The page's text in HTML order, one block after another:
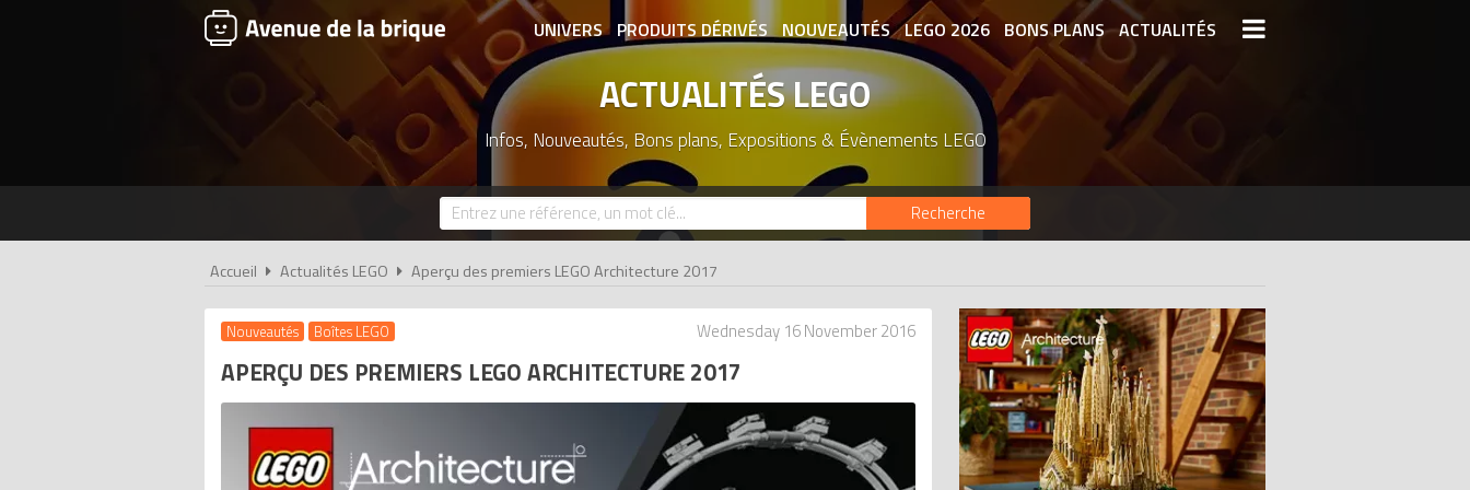
UNIVERS PRODUITS DÉRIVÉS NOUVEAUTÉS LEGO 2026 BONS PLANS ACTUALITÉS
ASSOCIATIONS DE FANS EXPOSITIONS LEGO LEGO LES PLUS CHERS
DERNIERS LEGO AJOUTÉS
ACTUALITÉS LEGO
Infos, Nouveautés, Bons plans, Expositions & Évènements LEGO
Recherche
Accueil Actualités LEGO Aperçu des premiers LEGO Architecture 2017
Nouveautés Boîtes LEGO Wednesday 16 November 2016
APERÇU DES PREMIERS LEGO ARCHITECTURE 2017